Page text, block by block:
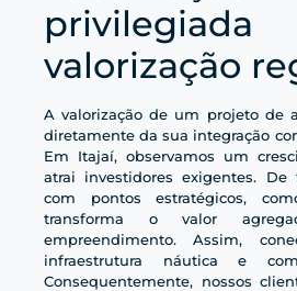
valorização
A valorização de um projeto de
diretamente da sua integração
Em Itajaí, observamos um
atrai investidores exigentes.
com pontos estratégicos,
transforma o valor
empreendimento. Assim,
infraestrutura náutica e
Consequentemente, nossos